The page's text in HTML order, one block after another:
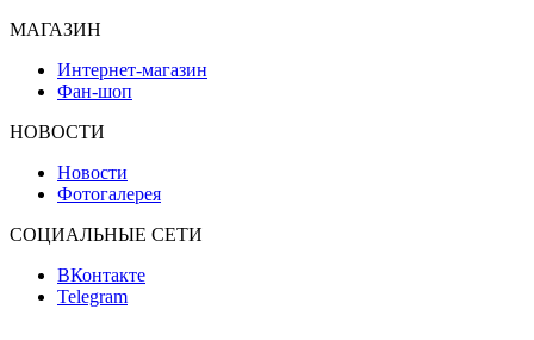
МАГАЗИН
Интернет-магазин
Фан-шоп
НОВОСТИ
Новости
Фотогалерея
СОЦИАЛЬНЫЕ СЕТИ
ВКонтакте
Telegram